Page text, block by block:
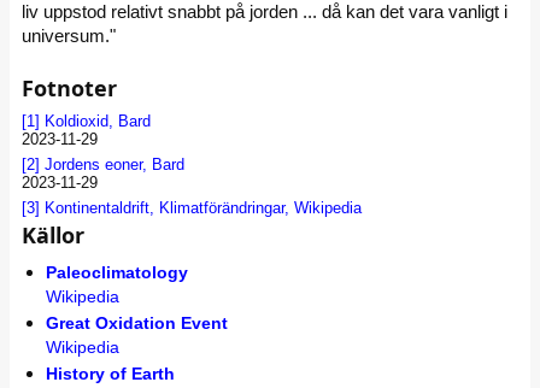
liv uppstod relativt snabbt på jorden ... då kan det vara vanligt i
universum."
Fotnoter
[1] Koldioxid, Bard
2023-11-29
[2] Jordens eoner, Bard
2023-11-29
[3] Kontinentaldrift, Klimatförändringar, Wikipedia
Källor
Paleoclimatology
Wikipedia
Great Oxidation Event
Wikipedia
History of Earth